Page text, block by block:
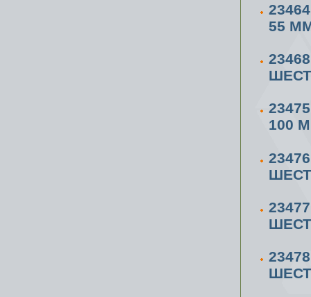
55
100